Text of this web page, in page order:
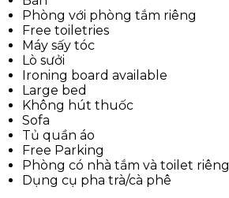
Phòng với phòng tắm riêng
Free toiletries
Máy sấy tóc
Lò sưởi
Ironing board available
Large bed
Không hút thuốc
Sofa
Tủ quần áo
Free Parking
Phòng có nhà tắm và toilet riêng
Dụng cụ pha trà/cà phê